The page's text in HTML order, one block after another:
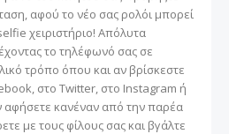
αφού το νέο σας ρολόι μπορεί
χειριστήριο! Απόλυτα
το τηλέφωνό σας σε
τρόπο όπου και αν βρίσκεστε
στο Twitter, στο Instagram ή
κανέναν από την παρέα
με τους φίλους σας και βγάλτε